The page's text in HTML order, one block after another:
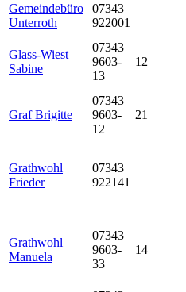
Gemeindebüro
Unterroth
07343
922001
Glass-Wiest
Sabine
07343
9603-
13
12
Graf Brigitte
07343
9603-
12
21
Grathwohl
Frieder
07343
922141
Grathwohl
Manuela
07343
9603-
33
14